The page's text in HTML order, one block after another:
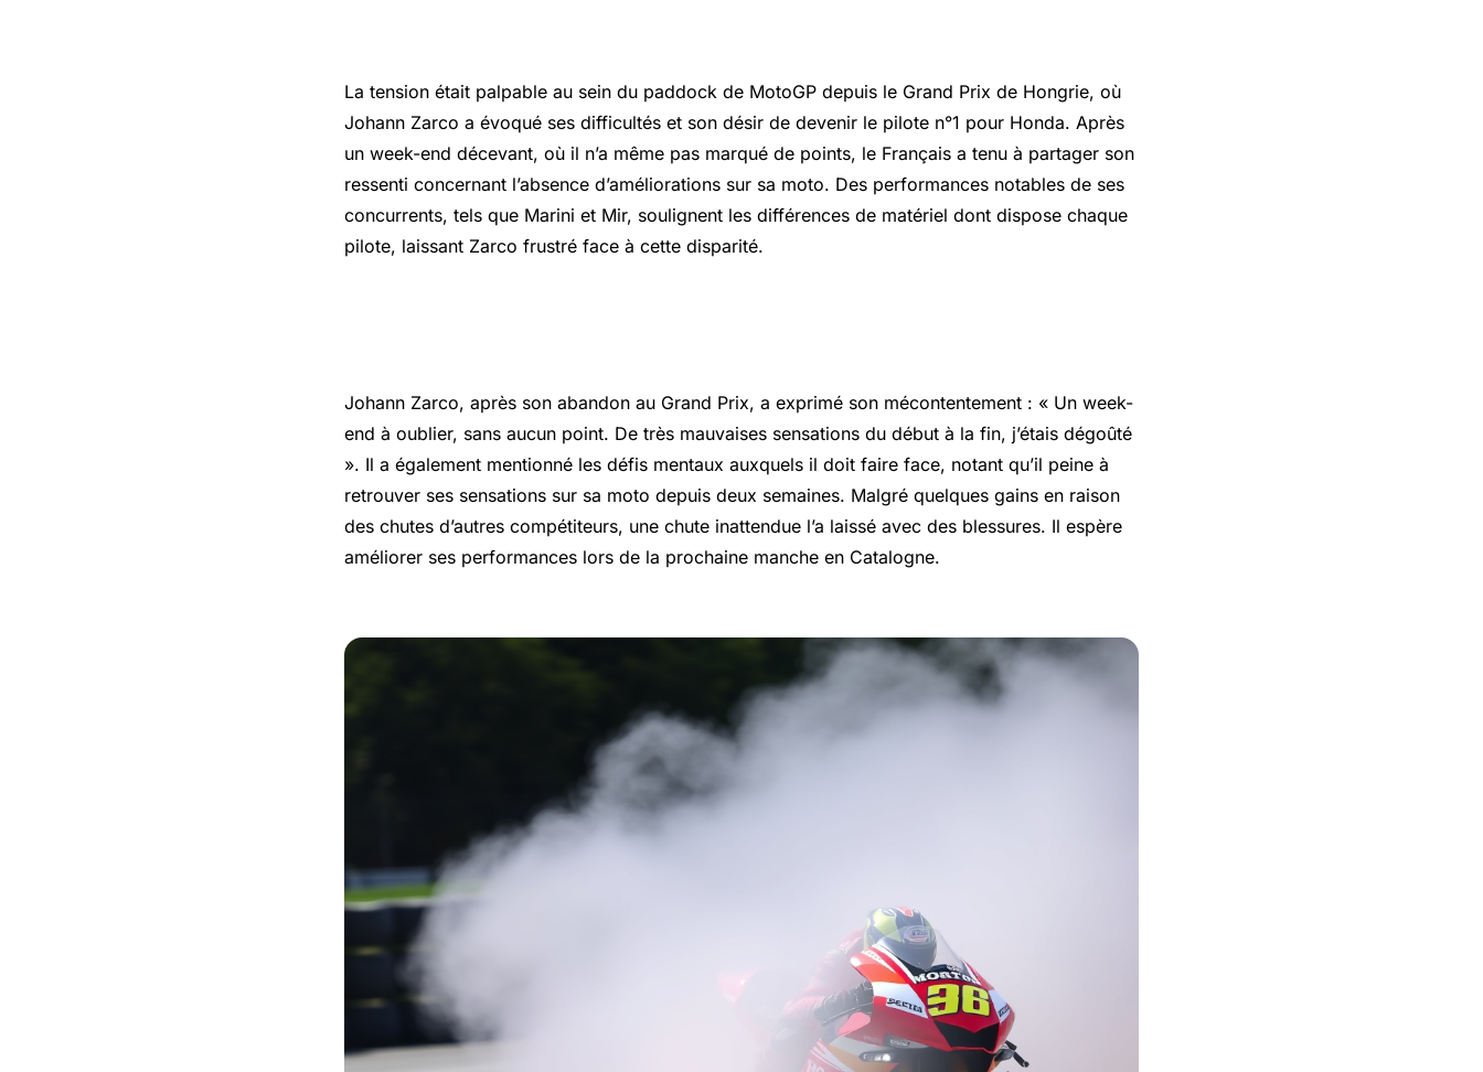
La tension était palpable au sein du paddock de MotoGP depuis le Grand Prix de Hongrie, où
Johann Zarco a évoqué ses difficultés et son désir de devenir le pilote n°1 pour Honda. Après
un week-end décevant, où il n’a même pas marqué de points, le Français a tenu à partager son
ressenti concernant l’absence d’améliorations sur sa moto. Des performances notables de ses
concurrents, tels que Marini et Mir, soulignent les différences de matériel dont dispose chaque
pilote, laissant Zarco frustré face à cette disparité.
Johann Zarco, après son abandon au Grand Prix, a exprimé son mécontentement : « Un week-
end à oublier, sans aucun point. De très mauvaises sensations du début à la fin, j’étais dégoûté
». Il a également mentionné les défis mentaux auxquels il doit faire face, notant qu’il peine à
retrouver ses sensations sur sa moto depuis deux semaines. Malgré quelques gains en raison
des chutes d’autres compétiteurs, une chute inattendue l’a laissé avec des blessures. Il espère
améliorer ses performances lors de la prochaine manche en Catalogne.